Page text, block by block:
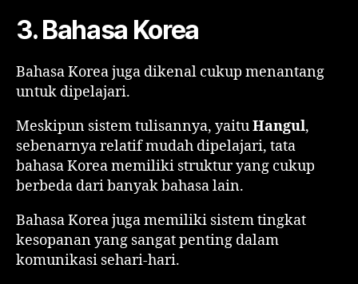
3. Bahasa Korea
Bahasa Korea juga dikenal cukup menantang
untuk dipelajari.
Meskipun sistem tulisannya, yaituHangul,
sebenarnya relatif mudah dipelajari, tata
bahasa Korea memiliki struktur yang cukup
berbeda dari banyak bahasa lain.
Bahasa Korea juga memiliki sistem tingkat
kesopanan yang sangat penting dalam
komunikasi sehari-hari.